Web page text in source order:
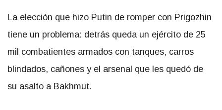
La elección que hizo Putin de romper con Prigozhin
tiene un problema: detrás queda un ejército de 25
mil combatientes armados con tanques, carros
blindados, cañones y el arsenal que les quedó de
su asalto a Bakhmut.